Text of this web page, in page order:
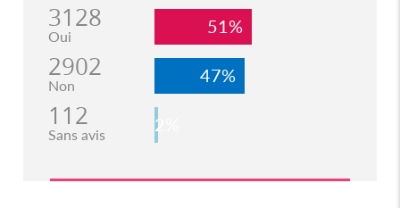
3128
Oui 51%
2902
Non 47%
112
Sans avis 2%